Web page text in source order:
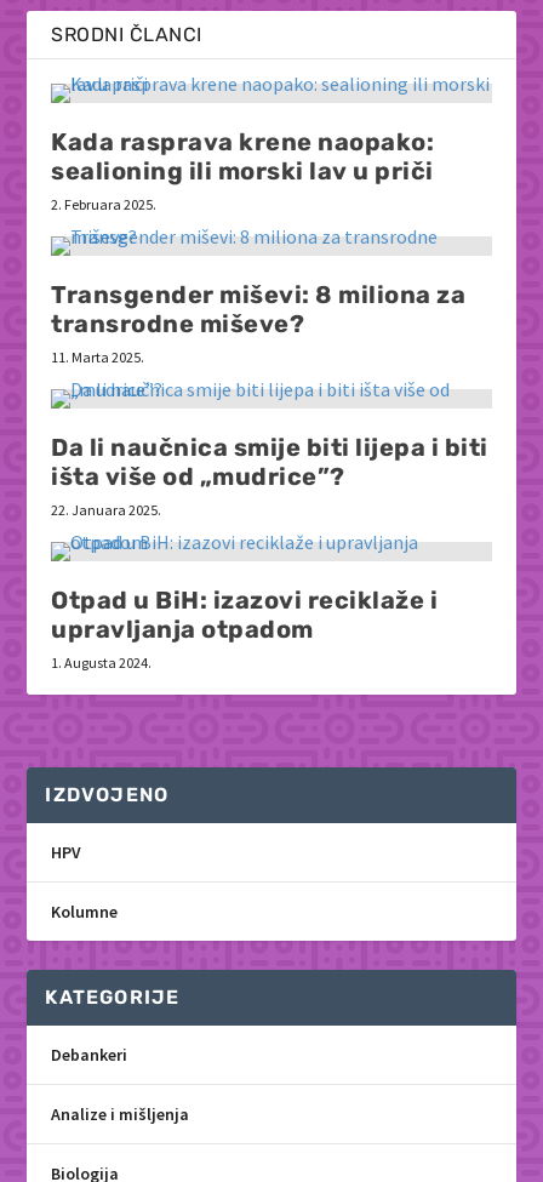
SRODNI ČLANCI
Kada rasprava krene naopako:
sealioning ili morski lav u priči
2. Februara 2025.
Transgender miševi: 8 miliona za
transrodne miševe?
11. Marta 2025.
Da li naučnica smije biti lijepa i biti
išta više od „mudrice”?
22. Januara 2025.
Otpad u BiH: izazovi reciklaže i
upravljanja otpadom
1. Augusta 2024.
IZDVOJENO
HPV
Kolumne
KATEGORIJE
Debankeri
Analize i mišljenja
Biologija